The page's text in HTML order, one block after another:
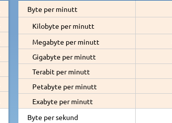
Byte per minutt
Kilobyte per minutt
Megabyte per minutt
Gigabyte per minutt
Terabit per minutt
Petabyte per minutt
Exabyte per minutt
Byte per sekund